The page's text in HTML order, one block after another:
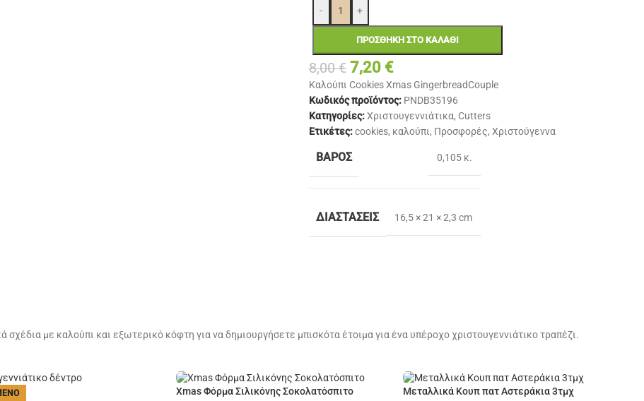
- +
ΠΡΟΣΘΉΚΗ ΣΤΟ ΚΑΛΆΘΙ
8,00€ 7,20 €
Καλούπι Cookies Xmas GingerbreadCouple
Κωδικός προϊόντος: PNDB35196
Κατηγορίες: Χριστουγεννιάτικα, Cutters
Ετικέτες: cookies, καλούπι, Προσφορές, Χριστούγεννα
ΒΆΡΟΣ 0,105 κ.
ΔΙΑΣΤΆΣΕΙΣ 16,5 × 21 × 2,3 cm
με καλούπι και εξωτερικό κόφτη για να δημιουργήσετε μπισκότα έτοιμα για ένα υπέροχο χριστουγεννιάτικο τραπέζι.
Xmas Φόρμα Σιλικόνης Σοκολατόσπιτο Μεταλλικά Κουπ πατ Αστεράκια 3τμχ